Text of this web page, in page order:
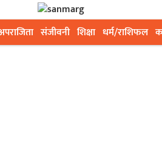
संजीवनी शिक्षा धर्म/राशिफल